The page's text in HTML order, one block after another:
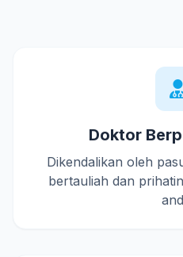
Doktor
Dikendalikan oleh
bertauliah dan